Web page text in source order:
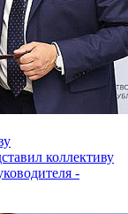
коллективу
-